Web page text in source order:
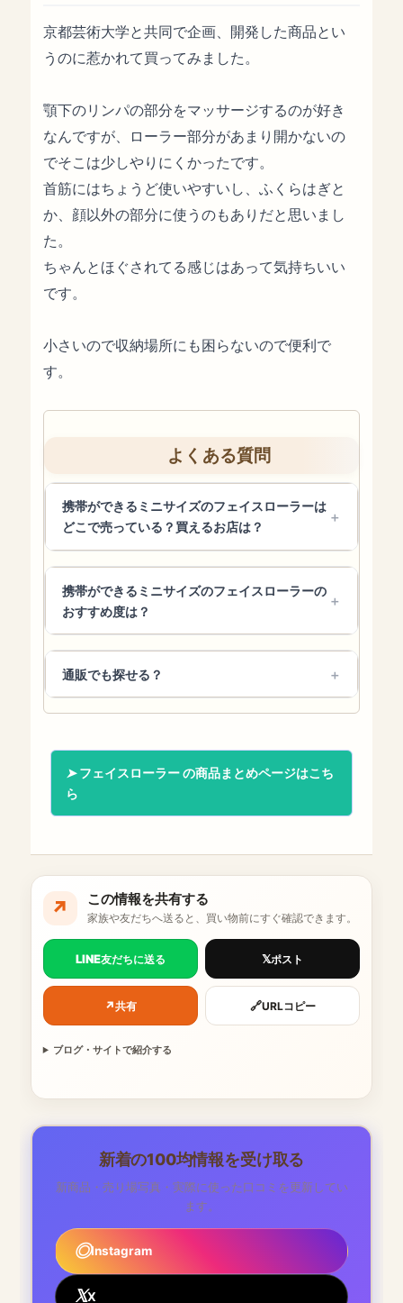
京都芸術大学と共同で企画、開発した商品とい
うのに惹かれて買ってみました。
顎下のリンパの部分をマッサージするのが好き
なんですが、ローラー部分があまり開かないの
でそこは少しやりにくかったです。
首筋にはちょうど使いやすいし、ふくらはぎと
か、顔以外の部分に使うのもありだと思いまし
た。
ちゃんとほぐされてる感じはあって気持ちいい
です。
小さいので収納場所にも困らないので便利で
す。
よくある質問
携帯ができるミニサイズのフェイスローラーは
どこで売っている？買えるお店は？
携帯ができるミニサイズのフェイスローラーの
おすすめ度は？
通販でも探せる？
フェイスローラー の商品まとめページはこち
ら
↗ この情報を共有する
家族や友だちへ送ると、買い物前にすぐ確認できます。
LINE友だちに送る 𝕏ポスト
↗共有 🔗URLコピー
ブログ・サイトで紹介する
新着の100均情報を受け取る
新商品・売り場写真・実際に使った口コミを更新してい
ます。
Instagram
X